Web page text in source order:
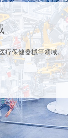
疗保健器械等领域。